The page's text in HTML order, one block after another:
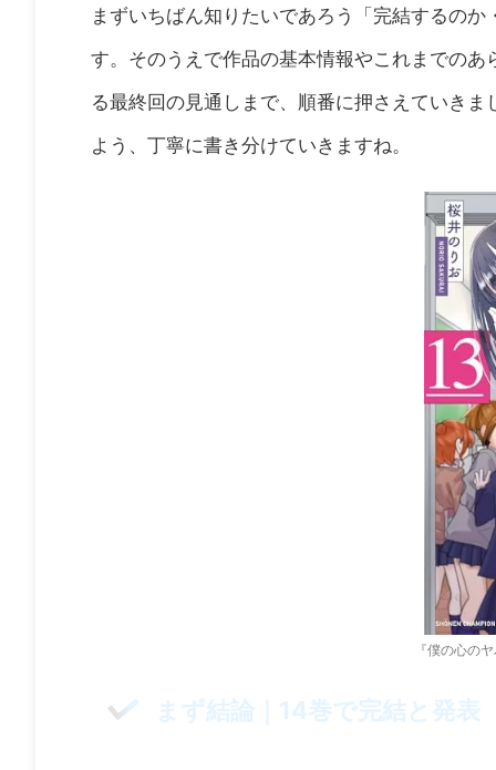
まずいちばん知りたいであろう「完結するの
す。そのうえで作品の基本情報やこれまでの
る最終回の見通しまで、順番に押さえていき
よう、丁寧に書き分けていきますね。
『僕の心の
まず結論｜14巻で完結と発表